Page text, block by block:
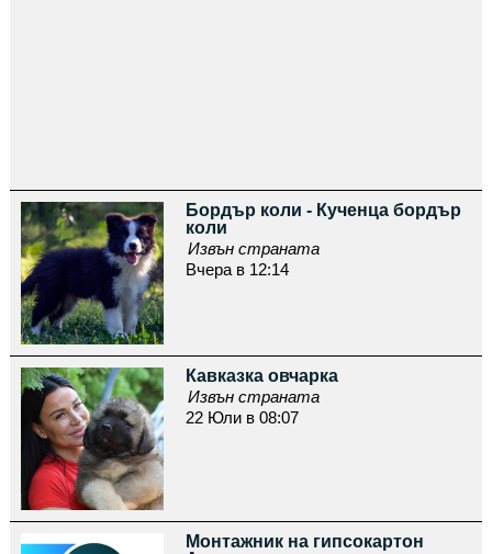
Бордър коли - Кученца бордър
коли
Извън страната
Вчера в 12:14
Кавказка овчарка
Извън страната
22 Юли в 08:07
Монтажник на гипсокартон